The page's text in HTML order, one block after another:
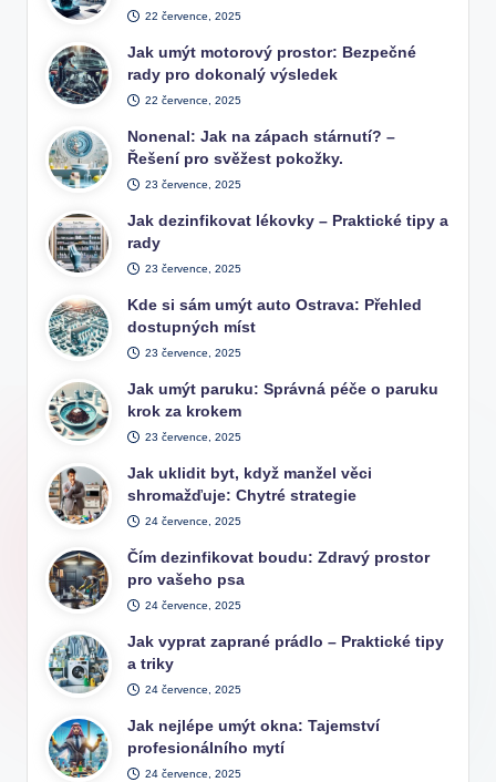
22 července, 2025
Jak umýt motorový prostor: Bezpečné
rady pro dokonalý výsledek
22 července, 2025
Nonenal: Jak na zápach stárnutí? –
Řešení pro svěžest pokožky.
23 července, 2025
Jak dezinfikovat lékovky – Praktické tipy a
rady
23 července, 2025
Kde si sám umýt auto Ostrava: Přehled
dostupných míst
23 července, 2025
Jak umýt paruku: Správná péče o paruku
krok za krokem
23 července, 2025
Jak uklidit byt, když manžel věci
shromažďuje: Chytré strategie
24 července, 2025
Čím dezinfikovat boudu: Zdravý prostor
pro vašeho psa
24 července, 2025
Jak vyprat zaprané prádlo – Praktické tipy
a triky
24 července, 2025
Jak nejlépe umýt okna: Tajemství
profesionálního mytí
24 července, 2025